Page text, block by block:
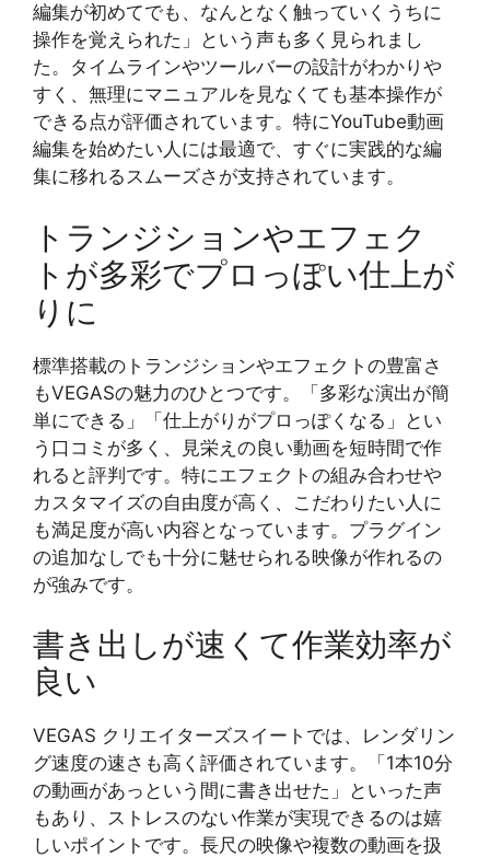
編集が初めてでも、なんとなく触っていくうちに
操作を覚えられた」という声も多く見られまし
た。タイムラインやツールバーの設計がわかりや
すく、無理にマニュアルを見なくても基本操作が
できる点が評価されています。特にYouTube動画
編集を始めたい人には最適で、すぐに実践的な編
集に移れるスムーズさが支持されています。
トランジションやエフェク
トが多彩でプロっぽい仕上が
りに
標準搭載のトランジションやエフェクトの豊富さ
もVEGASの魅力のひとつです。「多彩な演出が簡
単にできる」「仕上がりがプロっぽくなる」とい
う口コミが多く、見栄えの良い動画を短時間で作
れると評判です。特にエフェクトの組み合わせや
カスタマイズの自由度が高く、こだわりたい人に
も満足度が高い内容となっています。プラグイン
の追加なしでも十分に魅せられる映像が作れるの
が強みです。
書き出しが速くて作業効率が
良い
VEGAS クリエイターズスイートでは、レンダリン
グ速度の速さも高く評価されています。「1本10分
の動画があっという間に書き出せた」といった声
もあり、ストレスのない作業が実現できるのは嬉
しいポイントです。長尺の映像や複数の動画を扱